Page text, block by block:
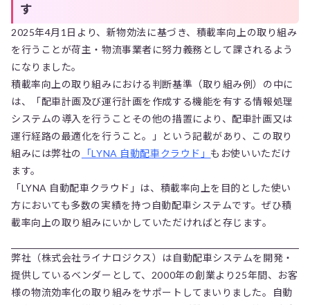
す
2025年4月1日より、新物効法に基づき、積載率向上の取り組み
を行うことが荷主・物流事業者に努力義務として課されるよう
になりました。
積載率向上の取り組みにおける判断基準（取り組み例）の中に
は、「配車計画及び運行計画を作成する機能を有する情報処理
システムの導入を行うことその他の措置により、配車計画又は
運行経路の最適化を行うこと。」という記載があり、この取り
組みには弊社の
「LYNA 自動配車クラウド」 もお使いいただけ
ます。
「LYNA 自動配車クラウド」は、積載率向上を目的とした使い
方においても多数の実績を持つ自動配車システムです。ぜひ積
載率向上の取り組みにいかしていただければと存じます。
弊社（株式会社ライナロジクス）は自動配車システムを開発・
提供しているベンダーとして、2000年の創業より25年間、お客
様の物流効率化の取り組みをサポートしてまいりました。自動